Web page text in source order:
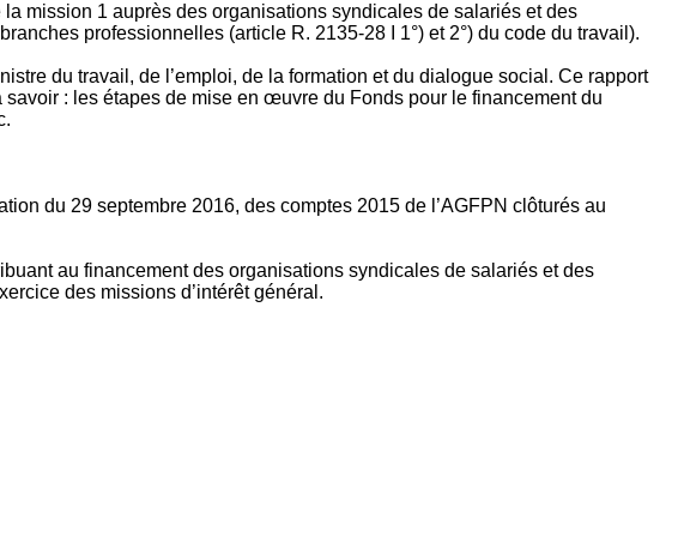
mission 1 auprès des organisations syndicales de salariés et des
professionnelles (article R. 2135‐28 I 1°) et 2°) du code du travail).
du travail, de l’emploi, de la formation et du dialogue social. Ce rapport
: les étapes de mise en œuvre du Fonds pour le financement du
du 29 septembre 2016, des comptes 2015 de l’AGFPN clôturés au
au financement des organisations syndicales de salariés et des
des missions d’intérêt général.